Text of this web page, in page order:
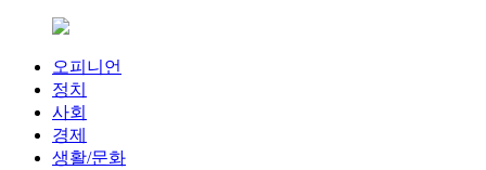
오피니언
정치
사회
경제
생활/문화